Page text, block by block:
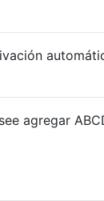
agregar